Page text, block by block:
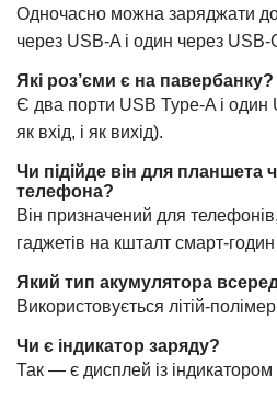
Одночасно можна заряджати
через USB-A і один через USB-
Які роз’єми є на павербанку?
Є два порти USB Type-A і один
як вхід, і як вихід).
Чи підійде він для планшета
телефона?
Він призначений для
гаджетів на кшталт смарт-годин
Який тип акумулятора
Використовується літій-
Чи є індикатор заряду?
Так — є дисплей із індикатором